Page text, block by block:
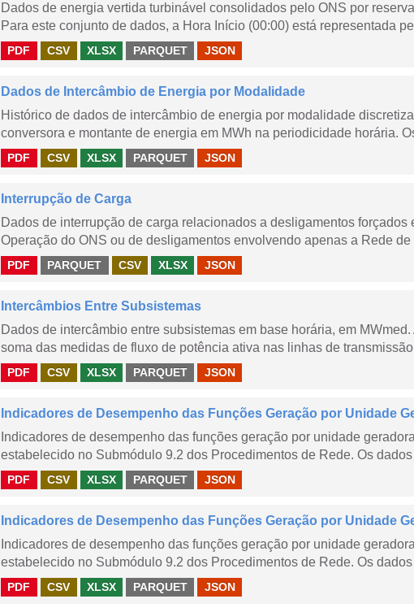
Dados de energia vertida turbinável consolidados pelo ONS por
Para este conjunto de dados, a Hora Início (00:00) está representada
PDF CSV XLSX PARQUET JSON
Dados de Intercâmbio de Energia por Modalidade
Histórico de dados de intercâmbio de energia por modalidade
conversora e montante de energia em MWh na periodicidade horária.
PDF CSV XLSX PARQUET JSON
Interrupção de Carga
Dados de interrupção de carga relacionados a desligamentos
Operação do ONS ou de desligamentos envolvendo apenas a Rede de
PDF PARQUET CSV XLSX JSON
Intercâmbios Entre Subsistemas
Dados de intercâmbio entre subsistemas em base horária, em
soma das medidas de fluxo de potência ativa nas linhas de
PDF CSV XLSX PARQUET JSON
Indicadores de Desempenho das Funções Geração por Unidade
Indicadores de desempenho das funções geração por unidade
estabelecido no Submódulo 9.2 dos Procedimentos de Rede. Os
PDF CSV XLSX PARQUET JSON
Indicadores de Desempenho das Funções Geração por Unidade
Indicadores de desempenho das funções geração por unidade
estabelecido no Submódulo 9.2 dos Procedimentos de Rede. Os
PDF CSV XLSX PARQUET JSON